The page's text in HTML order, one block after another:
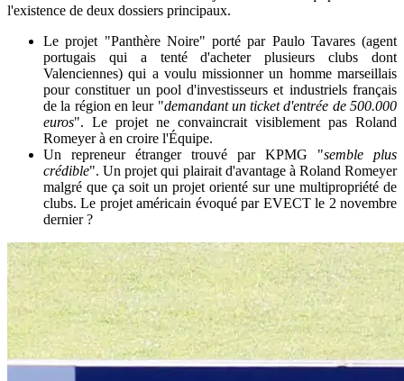
l'existence de deux dossiers principaux.
Le projet "Panthère Noire" porté par Paulo Tavares (agent
portugais qui a tenté d'acheter plusieurs clubs dont
Valenciennes) qui a voulu missionner un homme marseillais
pour constituer un pool d'investisseurs et industriels français
de la région en leur "demandant un ticket d'entrée de 500.000
euros". Le projet ne convaincrait visiblement pas Roland
Romeyer à en croire l'Équipe.
Un repreneur étranger trouvé par KPMG "semble plus
crédible". Un projet qui plairait d'avantage à Roland Romeyer
malgré que ça soit un projet orienté sur une multipropriété de
clubs. Le projet américain évoqué par EVECT le 2 novembre
dernier ?